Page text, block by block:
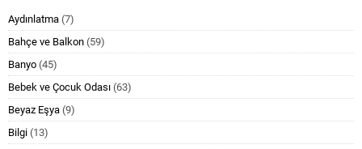
Aydınlatma (7)
Bahçe ve Balkon (59)
Banyo (45)
Bebek ve Çocuk Odası (63)
Beyaz Eşya (9)
Bilgi (13)